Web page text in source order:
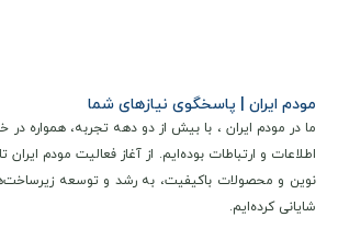
مودم ایران | پاسخگوی نیازهای شما
ما در مودم ایران ، با بیش از دو دهه تجربه، همواره
اطلاعات و ارتباطات بوده‌ایم. از آغاز فعالیت مودم ایران
نوین و محصولات باکیفیت، به رشد و توسعه
شایانی کرده‌ایم.